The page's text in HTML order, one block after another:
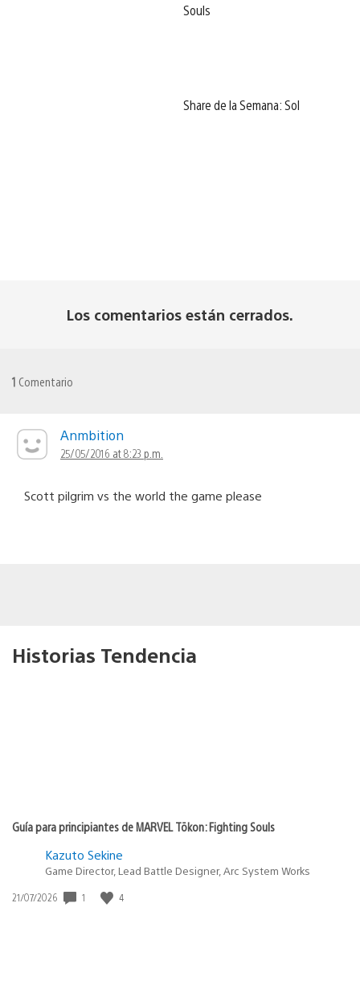
Souls
Share de la Semana: Sol
Los comentarios están cerrados.
1 Comentario
Anmbition
25/05/2016 at 8:23 p.m.
Scott pilgrim vs the world the game please
Historias Tendencia
Guía para principiantes de MARVEL Tōkon: Fighting Souls
Kazuto Sekine
Game Director, Lead Battle Designer, Arc System Works
Fecha
21/07/2026 1 4